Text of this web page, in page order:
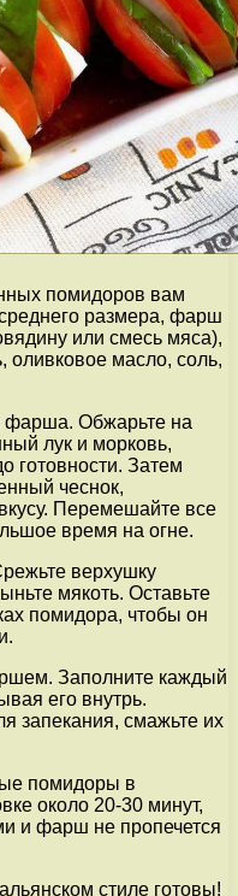
помидоров вам
размера, фарш
или смесь мяса),
оливковое масло, соль,
фарша. Обжарьте на
лук и морковь,
готовности. Затем
чеснок,
Перемешайте все
время на огне.
верхушку
мякоть. Оставьте
помидора, чтобы он
Заполните каждый
его внутрь.
запекания, смажьте их
помидоры в
около 20-30 минут,
и фарш не пропечется
стиле готовы!